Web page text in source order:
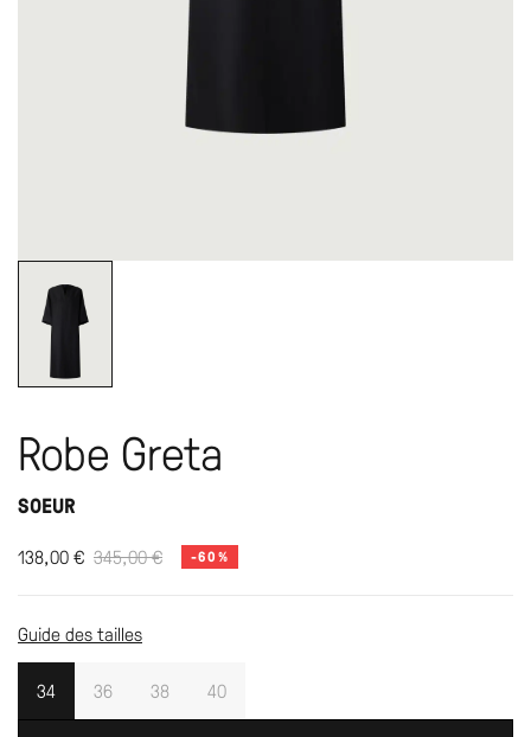
Robe Greta
SOEUR
138,00€ 345,00€ -60%
Guide des tailles
34 36 38 40